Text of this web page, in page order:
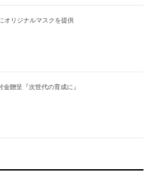
オリジナルマスクを提供
金贈呈『次世代の育成に』